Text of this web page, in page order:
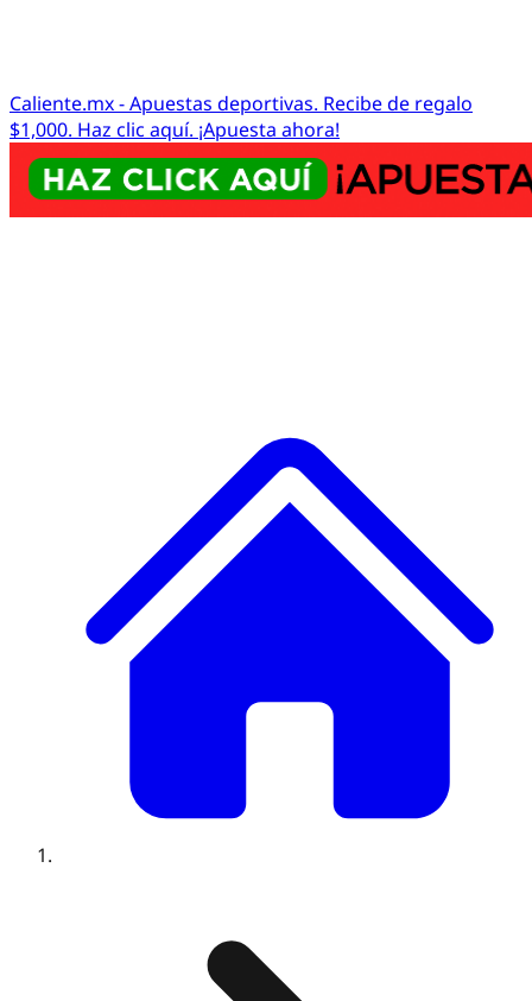
Caliente.mx - Apuestas deportivas. Recibe de regalo
$1,000. Haz clic aquí. ¡Apuesta ahora!